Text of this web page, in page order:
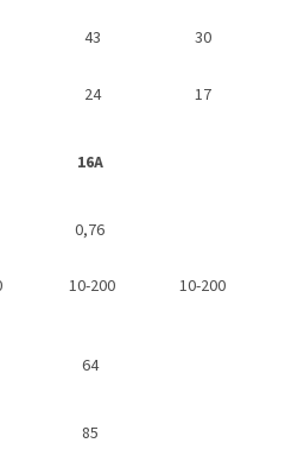
43 30
24
17
16A
0,76
10-200 10-200
64
85